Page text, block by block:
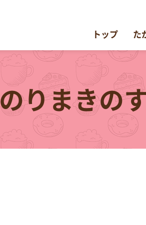
トップ た
のりまきの